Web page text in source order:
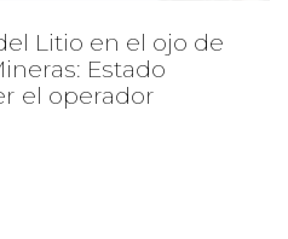
Litio en el ojo de
Estado
el operador